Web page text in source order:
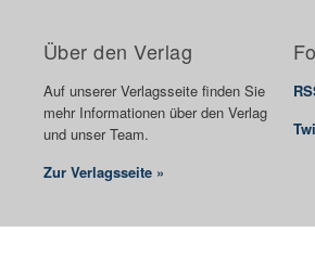
Über den Verlag
Auf unserer Verlagsseite finden Sie
mehr Informationen über den Verlag
und unser Team.
Zur Verlagsseite »